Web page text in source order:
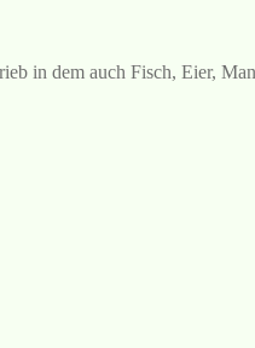
in dem auch Fisch, Eier,